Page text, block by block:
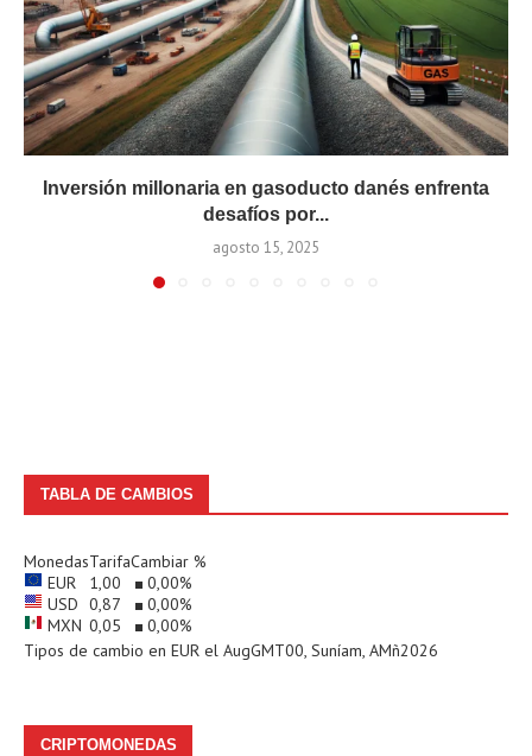
Inversión millonaria en gasoducto danés enfrenta
desafíos por...
agosto 15, 2025
TABLA DE CAMBIOS
MonedasTarifaCambiar %
EUR
1,00 0,00%
USD 0,87 0,00%
MXN 0,05 0,00%
Tipos de cambio en EUR el AugGMT00, Suníam, AMñ2026
CRIPTOMONEDAS